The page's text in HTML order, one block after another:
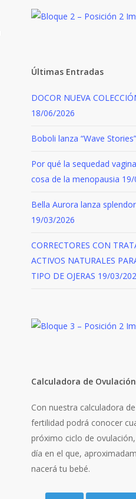
Últimas Entradas
DOCOR NUEVA
18/06/2026
Boboli lanza “Wave Stories”
Por qué la sequedad
cosa de la menopausia
Bella Aurora lanza
19/03/2026
CORRECTORES CON
ACTIVOS NATURALES
TIPO DE OJERAS 19/03/
Calculadora de Ovulación
Con nuestra calculadora
fertilidad podrá conocer
próximo ciclo de
día en el que,
nacerá tu bebé.